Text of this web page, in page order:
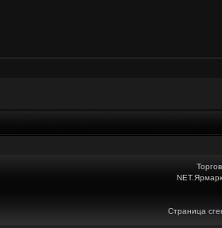
Страница